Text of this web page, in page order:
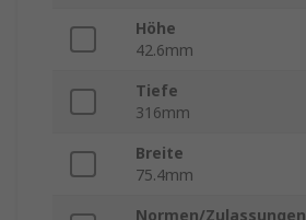
Höhe
42.6mm
Tiefe
316mm
Breite
75.4mm
Normen/Zulassungen